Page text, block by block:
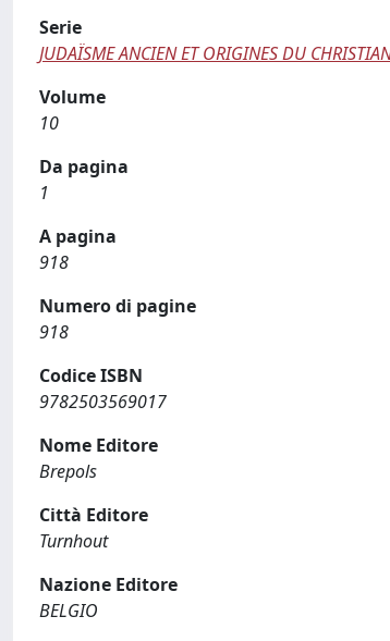
Serie
JUDAÏSME ANCIEN ET ORIGINES DU
Volume
10
Da pagina
1
A pagina
918
Numero di pagine
918
Codice ISBN
9782503569017
Nome Editore
Brepols
Città Editore
Turnhout
Nazione Editore
BELGIO